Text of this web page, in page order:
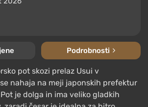
Podrobnosti
pot skozi prelaz Usui v
nahaja na meji japonskih prefektur
je dolga in ima veliko gladkih